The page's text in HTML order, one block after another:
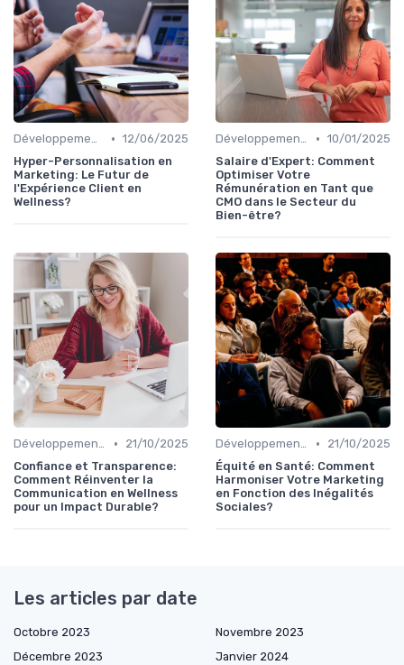
Développement Durable et Bien-être • 12/06/2025
Hyper-Personnalisation en
Marketing: Le Futur de
l'Expérience Client en
Wellness?
Développement Durable et Bien-être • 10/01/2025
Salaire d'Expert: Comment
Optimiser Votre
Rémunération en Tant que
CMO dans le Secteur du
Bien-être?
Développement Durable et Bien-être •
21/10/2025
Confiance et Transparence:
Comment Réinventer la
Communication en Wellness
pour un Impact Durable?
Développement Durable et Bien-être •
21/10/2025
Équité en Santé: Comment
Harmoniser Votre Marketing
en Fonction des Inégalités
Sociales?
Les articles par date
Octobre 2023
Novembre 2023
Décembre 2023
Janvier 2024